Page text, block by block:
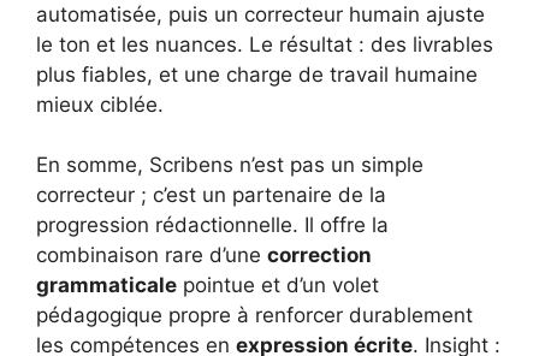
automatisée, puis un correcteur humain ajuste
le ton et les nuances. Le résultat : des livrables
plus fiables, et une charge de travail humaine
mieux ciblée.
En somme, Scribens n’est pas un simple
correcteur ; c’est un partenaire de la
progression rédactionnelle. Il offre la
combinaison rare d’une correction
grammaticale pointue et d’un volet
pédagogique propre à renforcer durablement
les compétences en expression écrite. Insight :